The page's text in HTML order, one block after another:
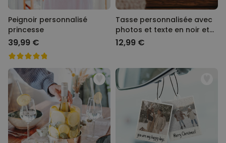
Décoration de Noël
Peignoir personnalisé
princesse
39,99 €
Tasse personnalisée avec
photos et texte en noir et
blanc
12,99 €